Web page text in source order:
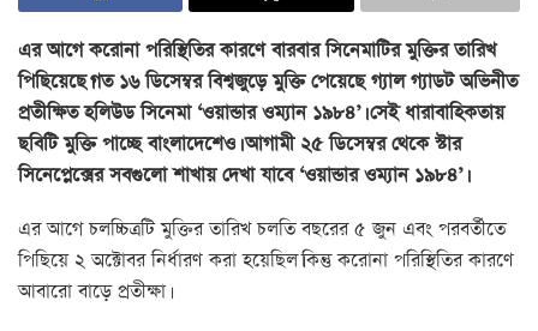
এর আগে করোনা পরিস্থিতির কারণে বারবার সিনেমাটির মুক্তির তারিখ
পিছিয়েছে।গত ১৬ ডিসেম্বর বিশ্বজুড়ে মুক্তি পেয়েছে গ্যাল গ্যাডট অভিনীত
প্রতীক্ষিত হলিউড সিনেমা ‘ওয়ান্ডার ওম্যান ১৯৮৪’। সেই ধারাবাহিকতায়
ছবিটি মুক্তি পাচ্ছে বাংলাদেশেও। আগামী ২৫ ডিসেম্বর থেকে স্টার
সিনেপ্লেক্সের সবগুলো শাখায় দেখা যাবে ‘ওয়ান্ডার ওম্যান ১৯৮৪’।
এর আগে চলচ্চিত্রটি মুক্তির তারিখ চলতি বছরের ৫ জুন এবং পরবর্তীতে
পিছিয়ে ২ অক্টোবর নির্ধারণ করা হয়েছিল।কিন্তু করোনা পরিস্থিতির কারণে
আবারো বাড়ে প্রতীক্ষা।